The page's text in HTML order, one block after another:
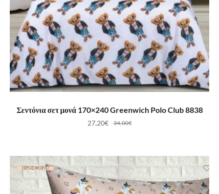
ΠΡΟΣΘΉΚΗ ΣΤΟ ΚΑΛΆΘΙ
Σεντόνια σετ μονά 170×240 Greenwich Polo Club 8838
34,00€
27,20€
ΠΡΟΣΦΟΡΆ!